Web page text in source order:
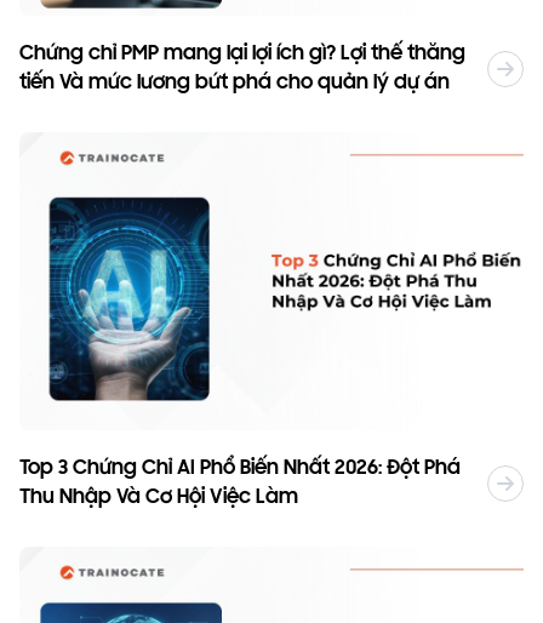
Chứng chỉ PMP mang lại lợi ích gì? Lợi thế thăng
tiến Và mức lương bứt phá cho quản lý dự án
Top 3 Chứng Chỉ AI Phổ Biến Nhất 2026: Đột Phá
Thu Nhập Và Cơ Hội Việc Làm